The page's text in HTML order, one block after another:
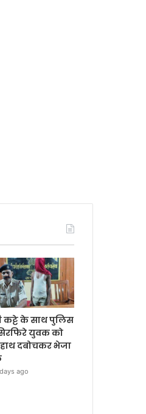
कट्टे के साथ पुलिस
युवक को
दबोचकर भेजा
ago